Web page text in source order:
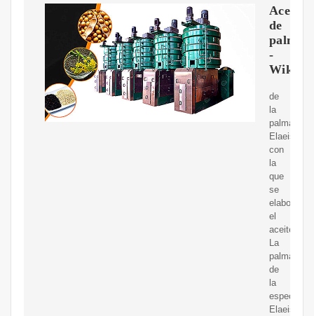
Aceite
de
palma
-
de
la
palma
Elaeis
con
la
que
se
elabora
el
aceite..
La
palma
de
la
especie
Elaeis